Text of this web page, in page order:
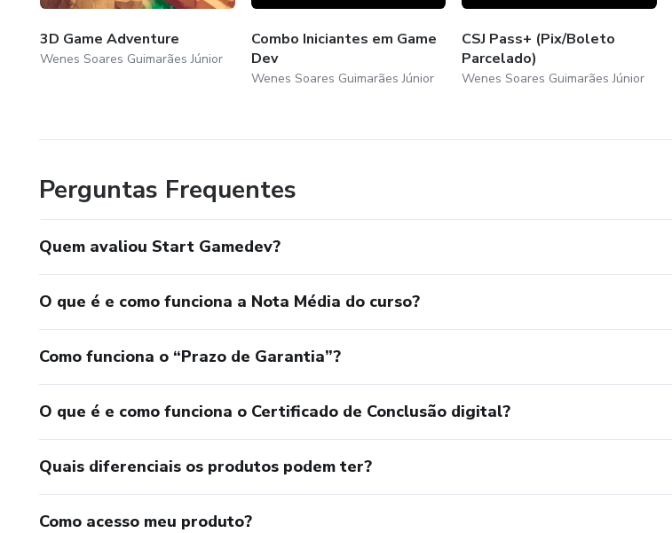
3D Game Adventure
Wenes Soares Guimarães Júnior
Combo Iniciantes em Game
Dev
Wenes Soares Guimarães Júnior
CSJ Pass+ (Pix/Boleto
Parcelado)
Wenes Soares Guimarães Júnior
Perguntas Frequentes
Quem avaliou Start Gamedev?
O que é e como funciona a Nota Média do curso?
Como funciona o “Prazo de Garantia”?
O que é e como funciona o Certificado de Conclusão digital?
Quais diferenciais os produtos podem ter?
Como acesso meu produto?